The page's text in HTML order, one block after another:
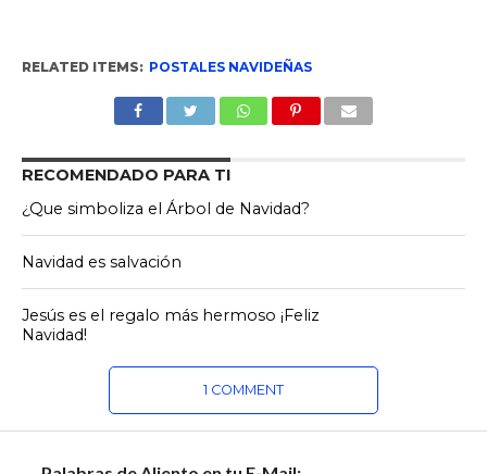
RELATED ITEMS: POSTALES NAVIDEÑAS
RECOMENDADO PARA TI
¿Que simboliza el Árbol de Navidad?
Navidad es salvación
Jesús es el regalo más hermoso ¡Feliz
Navidad!
1 COMMENT